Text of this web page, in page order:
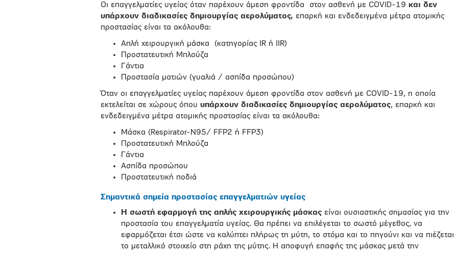
Οι επαγγελματίες υγείας όταν παρέχουν άμεση φροντίδα
στον ασθενή με COVID-19 και δεν
υπάρχουν διαδικασίες δημιουργίας αερολύματος, επαρκή και ενδεδειγμένα μέτρα ατομικής
προστασίας είναι τα ακόλουθα:
Απλή χειρουργική μάσκα
(κατηγορίας IR ή IIR)
Προστατευτική Μπλούζα
Γάντια
Προστασία ματιών (γυαλιά / ασπίδα προσώπου)
Όταν οι επαγγελματίες υγείας παρέχουν άμεση φροντίδα στον ασθενή με COVID-19, η οποία
εκτελείται σε χώρους όπου υπάρχουν διαδικασίες δημιουργίας αερολύματος, επαρκή και
ενδεδειγμένα μέτρα ατομικής προστασίας είναι τα ακόλουθα:
Μάσκα (Respirator-N95/ FFP2 ή FFP3)
Προστατευτική Μπλούζα
Γάντια
Ασπίδα προσώπου
Προστατευτική ποδιά
Σημαντικά σημεία προστασίας επαγγελματιών υγείας
Η σωστή εφαρμογή της απλής χειρουργικής μάσκας είναι ουσιαστικής σημασίας για την
προστασία του επαγγελματία υγείας. Θα πρέπει να επιλέγεται το σωστό μέγεθος, να
εφαρμόζεται έτσι ώστε να καλύπτει πλήρως τη μύτη, το στόμα και το πηγούνι και να πιέζεται
το μεταλλικό στοιχείο στη ράχη της μύτης. Η αποφυγή επαφής της μάσκας μετά την